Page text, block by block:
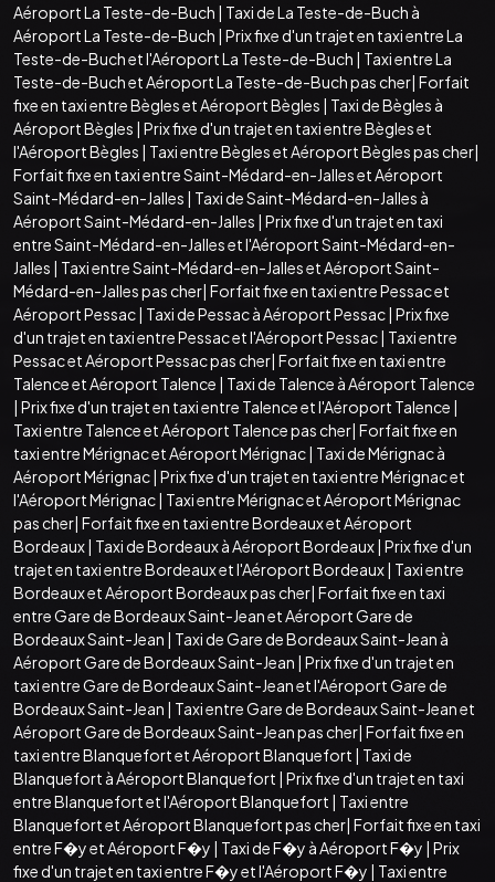
Aéroport La Teste-de-Buch | Taxi de La Teste-de-Buch à
Aéroport La Teste-de-Buch | Prix fixe d'un trajet en taxi entre La
Teste-de-Buch et l'Aéroport La Teste-de-Buch | Taxi entre La
Teste-de-Buch et Aéroport La Teste-de-Buch pas cher| Forfait
fixe en taxi entre Bègles et Aéroport Bègles | Taxi de Bègles à
Aéroport Bègles | Prix fixe d'un trajet en taxi entre Bègles et
l'Aéroport Bègles | Taxi entre Bègles et Aéroport Bègles pas cher|
Forfait fixe en taxi entre Saint-Médard-en-Jalles et Aéroport
Saint-Médard-en-Jalles | Taxi de Saint-Médard-en-Jalles à
Aéroport Saint-Médard-en-Jalles | Prix fixe d'un trajet en taxi
entre Saint-Médard-en-Jalles et l'Aéroport Saint-Médard-en-
Jalles | Taxi entre Saint-Médard-en-Jalles et Aéroport Saint-
Médard-en-Jalles pas cher| Forfait fixe en taxi entre Pessac et
Aéroport Pessac| Taxi de Pessac à Aéroport Pessac| Prix fixe
d'un trajet en taxi entre Pessac et l'Aéroport Pessac| Taxi entre
Pessac et Aéroport Pessac pas cher| Forfait fixe en taxi entre
Talence et Aéroport Talence | Taxi de Talence à Aéroport Talence
| Prix fixe d'un trajet en taxi entre Talence et l'Aéroport Talence |
Taxi entre Talence et Aéroport Talence pas cher| Forfait fixe en
taxi entre Mérignac et Aéroport Mérignac| Taxi de Mérignac à
Aéroport Mérignac| Prix fixe d'un trajet en taxi entre Mérignac et
l'Aéroport Mérignac| Taxi entre Mérignac et Aéroport Mérignac
pas cher| Forfait fixe en taxi entre Bordeaux et Aéroport
Bordeaux| Taxi de Bordeaux à Aéroport Bordeaux| Prix fixe d'un
trajet en taxi entre Bordeaux et l'Aéroport Bordeaux| Taxi entre
Bordeaux et Aéroport Bordeaux pas cher| Forfait fixe en taxi
entre Gare de Bordeaux Saint-Jean et Aéroport Gare de
Bordeaux Saint-Jean | Taxi de Gare de Bordeaux Saint-Jean à
Aéroport Gare de Bordeaux Saint-Jean | Prix fixe d'un trajet en
taxi entre Gare de Bordeaux Saint-Jean et l'Aéroport Gare de
Bordeaux Saint-Jean | Taxi entre Gare de Bordeaux Saint-Jean et
Aéroport Gare de Bordeaux Saint-Jean pas cher| Forfait fixe en
taxi entre Blanquefort et Aéroport Blanquefort | Taxi de
Blanquefort à Aéroport Blanquefort | Prix fixe d'un trajet en taxi
entre Blanquefort et l'Aéroport Blanquefort | Taxi entre
Blanquefort et Aéroport Blanquefort pas cher| Forfait fixe en taxi
entre F�y et Aéroport F�y | Taxi de F�y à Aéroport F�y | Prix
fixe d'un trajet en taxi entre F�y et l'Aéroport F�y | Taxi entre